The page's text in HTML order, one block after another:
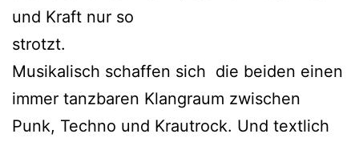
und Kraft nur so
strotzt.
Musikalisch schaffen sich die beiden einen
immer tanzbaren Klangraum zwischen
Punk, Techno und Krautrock. Und textlich